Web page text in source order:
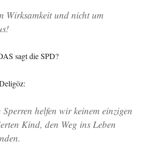
Wirksamkeit und nicht um
sagt die SPD?
helfen wir keinem einzigen
Kind, den Weg ins Leben